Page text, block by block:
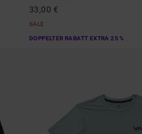
33,00 €
SALE
DOPPELTER RABATT EXTRA 25 %